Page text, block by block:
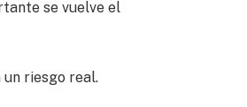
se vuelve el
un riesgo real.